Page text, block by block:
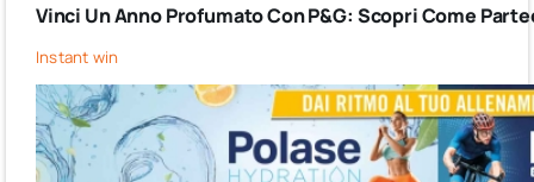
Vinci Un Anno Profumato Con P&G: Scopri Come
Instant win